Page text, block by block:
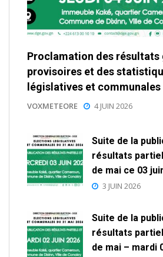
Proclamation des résultats
provisoires et des
législatives et communales
VOXMETEORE 4 JUIN 2026
Suite de la
résultats
de mai ce 03
3 JUIN 2026
Suite de la
résultats
de mai – mardi